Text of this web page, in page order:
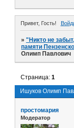
Привет, Гость!
»"Никто не
памяти
Олимп Павлович
Ишуков Олимп
Страница:1
простомария
Модератор